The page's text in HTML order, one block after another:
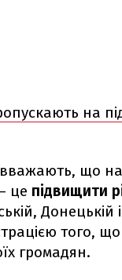
на
вважають, що
це підвищити
Донецькій
того, що
громадян.